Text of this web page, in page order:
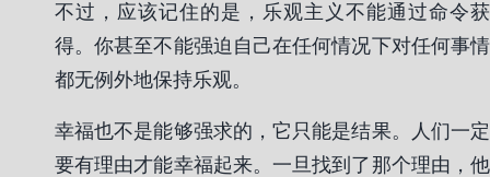
不过，应该记住的是，乐观主义不能通过命令获
得。你甚至不能强迫自己在任何情况下对任何事情
都无例外地保持乐观。
幸福也不是能够强求的，它只能是结果。人们一定
要有理由才能幸福起来。一旦找到了那个理由，他